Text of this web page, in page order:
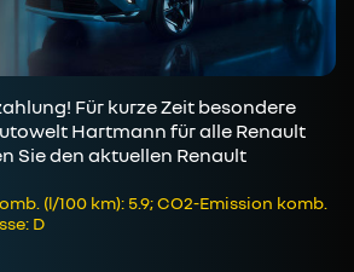
Für kurze Zeit besondere
Hartmann für alle Renault
Sie den aktuellen Renault
(l/100 km): 5.9; CO2-Emission komb.
D